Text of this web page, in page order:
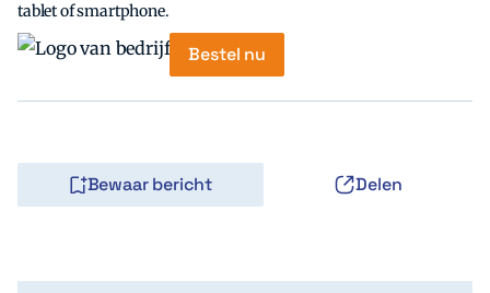
tablet of smartphone.
Bestel nu
Bewaar bericht Delen